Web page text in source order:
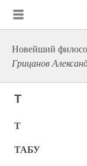
Новейший
Грицанов
Т
Т
ТАБУ